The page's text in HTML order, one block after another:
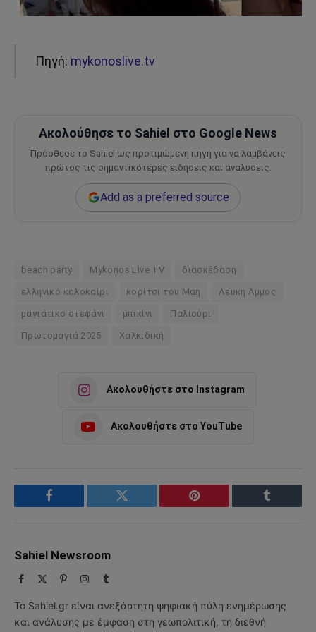
Πηγή: mykonoslive.tv
Ακολούθησε το Sahiel στο Google News
Πρόσθεσε το Sahiel ως προτιμώμενη πηγή για να λαμβάνεις
πρώτος τις σημαντικότερες ειδήσεις και αναλύσεις.
Add as a preferred source
beach party Mykonos Live TV διασκέδαση
ελληνικό καλοκαίρι κορίτσι του Μάη Λευκή Άμμος
μαγιάτικο στεφάνι μπικίνι Παλιούρι
Πρωτομαγιά 2025 Χαλκιδική
Ακολουθήστε στο Instagram
Ακολουθήστε στο YouTube
Facebook Twitter Pinterest Tumblr
Sahiel Newsroom
Facebook PinterestInstagram
Tumblr
Το Sahiel.gr είναι ανεξάρτητη ψηφιακή πύλη ενημέρωσης
και ανάλυσης με έμφαση στη γεωπολιτική, τη διεθνή